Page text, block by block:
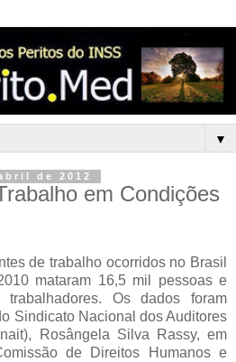
▼
de 2012
em Condições
de trabalho ocorridos no Brasil
mataram 16,5 mil pessoas e
trabalhadores. Os dados foram
Sindicato Nacional dos Auditores
Rosângela Silva Rassy, em
de Direitos Humanos e